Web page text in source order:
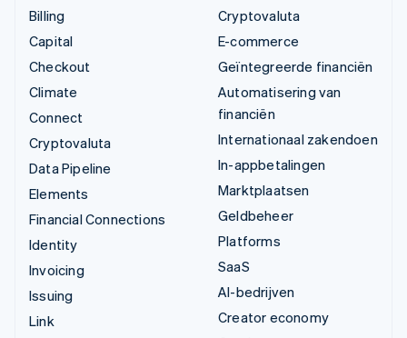
Billing
Capital
Checkout
Climate
Connect
Cryptovaluta
Data Pipeline
Elements
Financial Connections
Identity
Invoicing
Issuing
Link
Cryptovaluta
E-commerce
Geïntegreerde financiën
Automatisering van
financiën
Internationaal zakendoen
In-appbetalingen
Marktplaatsen
Geldbeheer
Platforms
SaaS
AI-bedrijven
Creator economy